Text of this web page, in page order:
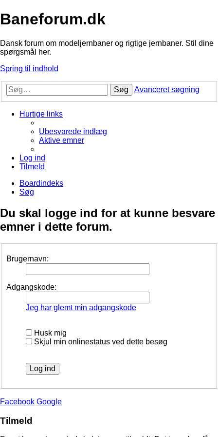
Baneforum.dk
Dansk forum om modeljernbaner og rigtige jernbaner. Stil dine
spørgsmål her.
Spring til indhold
Søg Avanceret søgning
Hurtige links
Ubesvarede indlæg
Aktive emner
Log ind
Tilmeld
Boardindeks
Søg
Du skal logge ind for at kunne besvare
emner i dette forum.
Brugernavn:
Adgangskode:
Jeg har glemt min adgangskode
Husk mig
Skjul min onlinestatus ved dette besøg
Facebook Google
Tilmeld